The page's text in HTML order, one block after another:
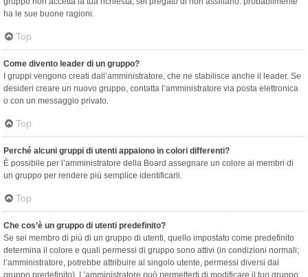
ha le sue buone ragioni.
Top
Come divento leader di un gruppo?
I gruppi vengono creati dall’amministratore, che ne stabilisce anche il leader. Se
desideri creare un nuovo gruppo, contatta l’amministratore via posta elettronica
o con un messaggio privato.
Top
Perché alcuni gruppi di utenti appaiono in colori differenti?
È possibile per l’amministratore della Board assegnare un colore ai membri di
un gruppo per rendere più semplice identificarli.
Top
Che cos’è un gruppo di utenti predefinito?
Se sei membro di più di un gruppo di utenti, quello impostato come predefinito
determina il colore e quali permessi di gruppo sono attivi (in condizioni normali;
l’amministratore, potrebbe attribuire al singolo utente, permessi diversi dal
gruppo predefinito). L’amministratore può permetterti di modificare il tuo gruppo